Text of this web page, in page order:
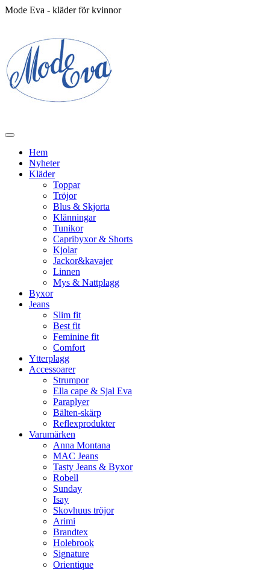
Mode Eva - kläder för kvinnor
Hem
Nyheter
Kläder
Toppar
Tröjor
Blus & Skjorta
Klänningar
Tunikor
Capribyxor & Shorts
Kjolar
Jackor&kavajer
Linnen
Mys & Nattplagg
Byxor
Jeans
Slim fit
Best fit
Feminine fit
Comfort
Ytterplagg
Accessoarer
Strumpor
Ella cape & Sjal Eva
Paraplyer
Bälten-skärp
Reflexprodukter
Varumärken
Anna Montana
MAC Jeans
Tasty Jeans & Byxor
Robell
Sunday
Isay
Skovhuus tröjor
Arimi
Brandtex
Holebrook
Signature
Orientique